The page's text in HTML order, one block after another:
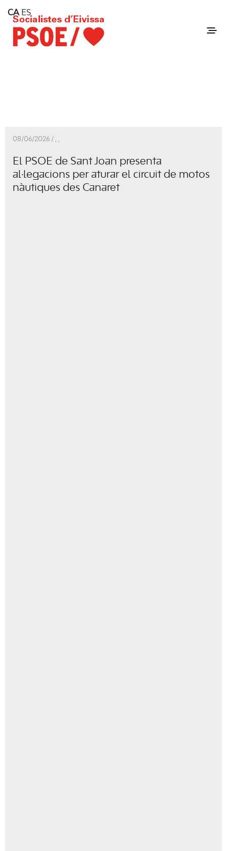
Consell Insular d'Eivissa
Services
Contact
08/06/2026 / , ,
El PSOE de Sant Joan presenta
al·legacions per aturar el circuit de motos
nàutiques des Canaret
CA ES